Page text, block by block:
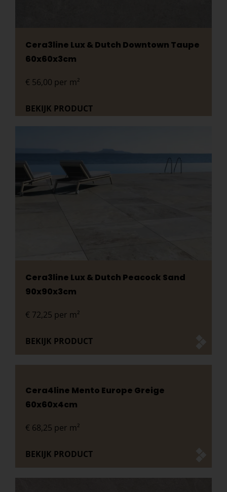
Cera3line Lux & Dutch Downtown Taupe
60x60x3cm
€ 56,00 per m²
BEKIJK PRODUCT
Cera3line Lux & Dutch Peacock Sand
90x90x3cm
€ 72,25 per m²
BEKIJK PRODUCT
Cera4line Mento Europe Greige
60x60x4cm
€ 68,25 per m²
BEKIJK PRODUCT